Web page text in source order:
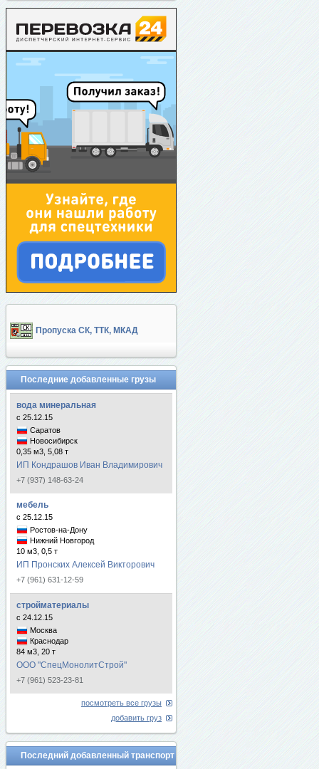
Пропуска СК, ТТК, МКАД
Последние добавленные грузы
вода минеральная
с 25.12.15
Саратов
Новосибирск
0,35 м3, 5,08 т
ИП Кондрашов Иван Владимирович
+7 (937) 148-63-24
мебель
с 25.12.15
Ростов-на-Дону
Нижний Новгород
10 м3, 0,5 т
ИП Пронских Алексей Викторович
+7 (961) 631-12-59
стройматериалы
с 24.12.15
Москва
Краснодар
84 м3, 20 т
ООО "СпецМонолитСтрой"
+7 (961) 523-23-81
посмотреть все грузы
добавить груз
Последний добавленный транспорт